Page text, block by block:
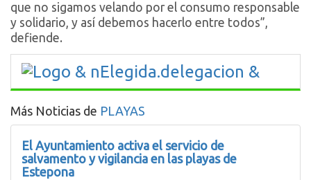
que no sigamos velando por el consumo responsable
y solidario, y así debemos hacerlo entre todos”,
defiende.
Más Noticias de PLAYAS
El Ayuntamiento activa el servicio de
salvamento y vigilancia en las playas de
Estepona